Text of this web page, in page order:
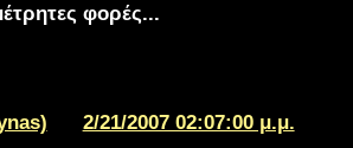
φορές...
2/21/2007 02:07:00 μ.μ.